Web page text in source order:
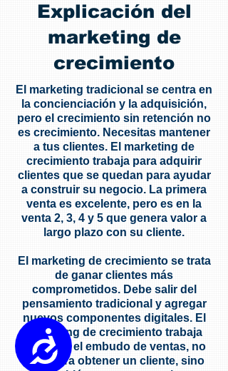
Accessibility
Explicación del
marketing de
crecimiento
El marketing tradicional se centra en
la concienciación y la adquisición,
pero el crecimiento sin retención no
es crecimiento. Necesitas mantener
a tus clientes. El marketing de
crecimiento trabaja para adquirir
clientes que se quedan para ayudar
a construir su negocio. La primera
venta es excelente, pero es en la
venta 2, 3, 4 y 5 que genera valor a
largo plazo con su cliente.
El marketing de crecimiento se trata
de ganar clientes más
comprometidos. Debe salir del
pensamiento tradicional y agregar
nuevos componentes digitales. El
marketing de crecimiento trabaja
con todo el embudo de ventas, no
solo para obtener un cliente, sino